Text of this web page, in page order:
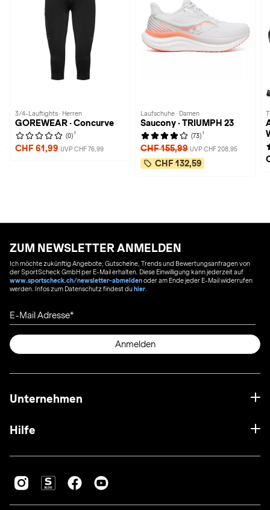
3/4-Lauftights · Herren
GOREWEAR · Concurve
(0) 1
CHF 61,99 UVP CHF 76,99
Laufschuhe · Damen
Saucony · TRIUMPH 23
(73) 1
CHF 155,99 UVP CHF 208,95
CHF 132,59
ZUM NEWSLETTER ANMELDEN
Ich möchte zukünftig Angebote, Gutscheine, Trends und Bewertungsanfragen von
der SportScheck GmbH per E-Mail erhalten. Diese Einwilligung kann jederzeit auf
www.sportscheck.ch/newsletter-abmeldenoder am Ende jeder E-Mail widerrufen
werden. Infos zum Datenschutz findest duhier
E-Mail Adresse
Anmelden
Unternehmen
Hilfe